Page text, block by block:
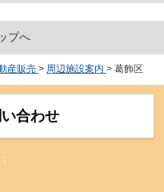
プへ
産販売 > 周辺施設案内 > 葛飾区
合わせ